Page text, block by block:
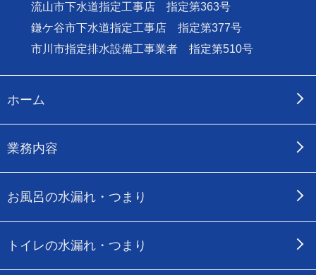
流山市下水道指定工事店 指定第363号
鎌ケ谷市下水道指定工事店 指定第377号
市川市指定排水設備工事業者 指定第510号
ホーム
業務内容
お風呂の水漏れ・つまり
トイレの水漏れ・つまり